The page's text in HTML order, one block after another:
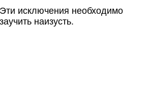
Эти исключения необходимо
заучить наизусть.